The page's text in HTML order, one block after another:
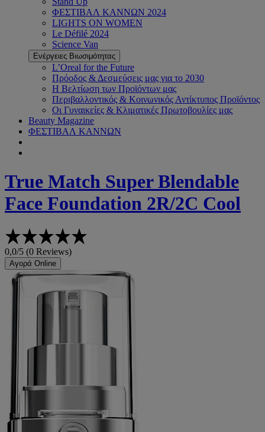
ΦΕΣΤΙΒΑΛ ΚΑΝΝΩΝ 2024
LIGHTS ON WOMEN
Le Défilé 2024
Science Van
Ενέργειες Βιωσιμότητας
L’Oreal for the Future
Πρόοδος & Δεσμεύσεις μας για το 2030
Η Βελτίωση των Προϊόντων μας
Περιβαλλοντικός & Κοινωνικός Αντίκτυπος Προϊόντος
Οι Γυναικείες & Κλιματικές Πρωτοβουλίες μας
Beauty Magazine
ΦΕΣΤΙΒΑΛ ΚΑΝΝΩΝ
True Match Super Blendable
Face Foundation 2R/2C Cool
0,0/5 (0 Reviews)
Αγορά Online